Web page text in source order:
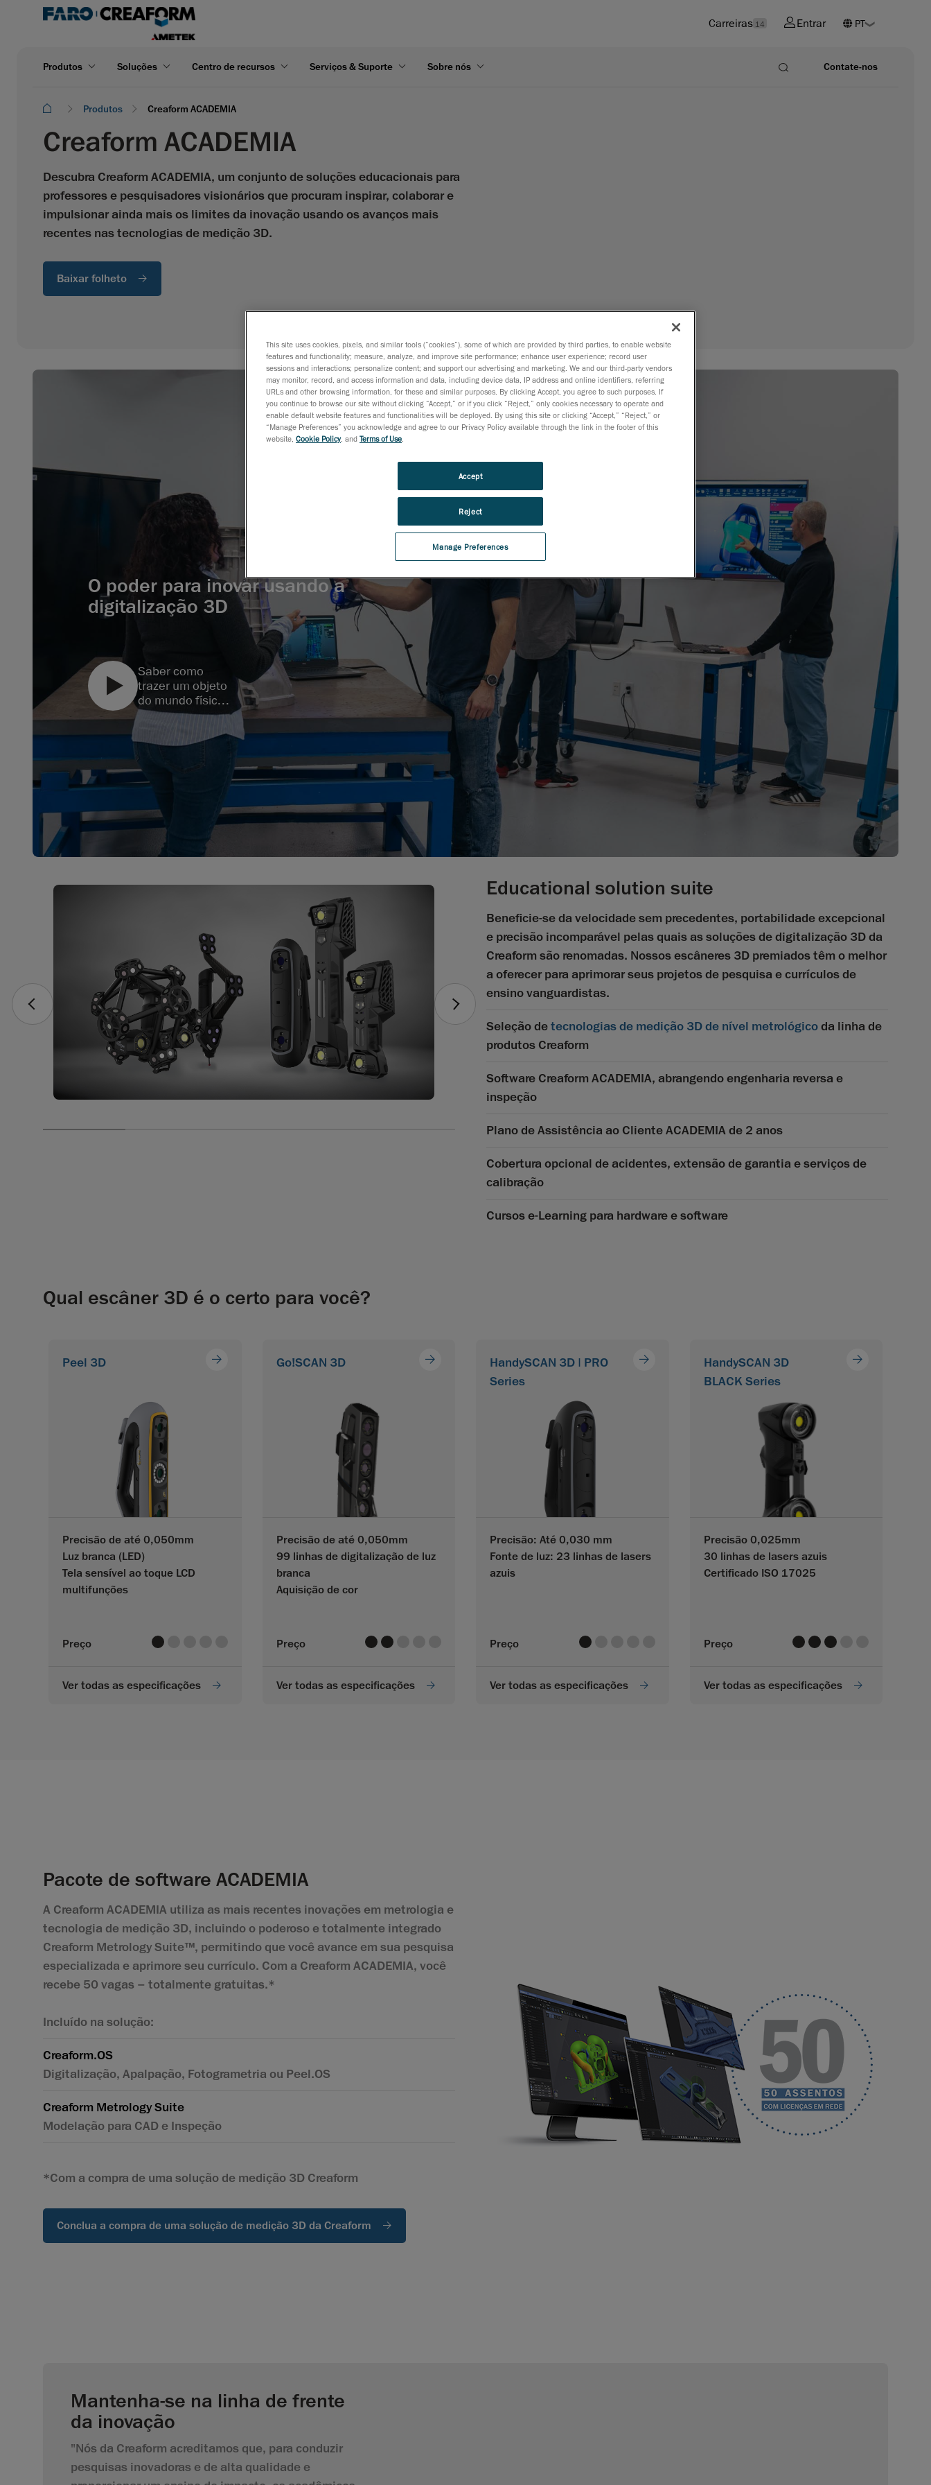
Carreiras 14 Entrar
Produtos Soluções Centro de recursos Serviços & Suporte Sobre nós Contate-nos
Produtos Creaform ACADEMIA
Creaform ACADEMIA
Descubra Creaform ACADEMIA, um conjunto de soluções educacionais para
professores e pesquisadores visionários que procuram inspirar, colaborar e
impulsionar ainda mais os limites da inovação usando os avanços mais
recentes nas tecnologias de medição 3D.
Baixar folheto
O poder para inovar usando a
digitalização 3D
Saber como
trazer um objeto
do mundo físico
para o mundo
conhecimento
que estudantes
que aspiram se
tornar
engenheiros
devem adquirir.
Por isso é que a
digitalização 3D
altamente
engenharia, pois
é uma habilidade
que será exigida
deles quando
estiverem
trabalhando na
indústria.
Educational solution suite
Beneficie-se da velocidade sem precedentes, portabilidade excepcional
e precisão incomparável pelas quais as soluções de digitalização 3D da
Creaform são renomadas. Nossos escâneres 3D premiados têm o melhor
a oferecer para aprimorar seus projetos de pesquisa e currículos de
ensino vanguardistas.
Seleção detecnologias de medição 3D de nível metrológicoda linha de
produtos Creaform
Software Creaform ACADEMIA, abrangendo engenharia reversa e
inspeção
Plano de Assistência ao Cliente ACADEMIA de 2 anos
Cobertura opcional de acidentes, extensão de garantia e serviços de
calibração
Cursos e-Learning para hardware e software
Qual escâner 3D é o certo para você?
Peel 3D
Precisão de até 0,050mm
Luz branca (LED)
Tela sensível ao toque LCD
multifunções
Preço value
Ver todas as especificações
Go!SCAN 3D
Precisão de até 0,050mm
99 linhas de digitalização de luz
branca
Aquisição de cor
Preço valuevalue
Ver todas as especificações
HandySCAN 3D | PRO
Series
Precisão: Até 0,030 mm
Fonte de luz: 23 linhas de lasers
azuis
Preço value
Ver todas as especificações
HandySCAN 3D
BLACK Series
Precisão 0,025mm
30 linhas de lasers azuis
Certificado ISO 17025
Preço valuevaluevalue
Ver todas as especificações
Pacote de software ACADEMIA
A Creaform ACADEMIA utiliza as mais recentes inovações em metrologia e
tecnologia de medição 3D, incluindo o poderoso e totalmente integrado
Creaform Metrology Suite™, permitindo que você avance em sua pesquisa
especializada e aprimore seu currículo. Com a Creaform ACADEMIA, você
recebe 50 vagas – totalmente gratuitas.*
Incluído na solução:
Creaform.OS
Digitalização, Apalpação, Fotogrametria ou Peel.OS
Creaform Metrology Suite
Modelação para CAD e Inspeção
*Com a compra de uma solução de medição 3D Creaform
Conclua a compra de uma solução de medição 3D da Creaform
Mantenha-se na linha de frente
da inovação
"Nós da Creaform acreditamos que, para conduzir
pesquisas inovadoras e de alta qualidade e
This site uses cookies, pixels, and similar tools (“cookies”), some of which are provided by third parties, to enable website
features and functionality; measure, analyze, and improve site performance; enhance user experience; record user
sessions and interactions; personalize content; and support our advertising and marketing. We and our third-party vendors
may monitor, record, and access information and data, including device data, IP address and online identifiers, referring
URLs and other browsing information, for these and similar purposes. By clicking Accept, you agree to such purposes. If
you continue to browse our site without clicking “Accept,” or if you click “Reject,” only cookies necessary to operate and
enable default website features and functionalities will be deployed. By using this site or clicking “Accept,” “Reject,” or
“Manage Preferences” you acknowledge and agree to our Privacy Policy available through the link in the footer of this
website, Cookie Policy, and Terms of Use
Manage Preferences
Reject
Accept